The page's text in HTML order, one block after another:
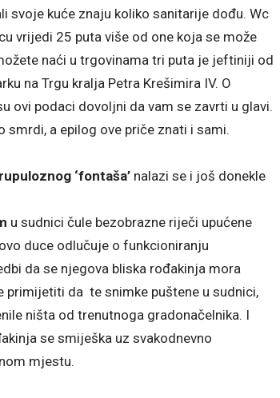
svoje kuće znaju koliko sanitarije dođu. Wc
vrijedi 25 puta više od one koja se može
naći u trgovinama tri puta je jeftiniji od
na Trgu kralja Petra Krešimira IV. O
ovi podaci dovoljni da vam se zavrti u glavi.
a epilog ove priče znati i sami.
‘fontaša’ nalazi se i još donekle
u sudnici čule bezobrazne riječi upućene
duce odlučuje o funkcioniranju
da se njegova bliska rođakinja mora
da te snimke puštene u sudnici,
ništa od trenutnoga gradonačelnika. I
se smiješka uz svakodnevno
mjestu.